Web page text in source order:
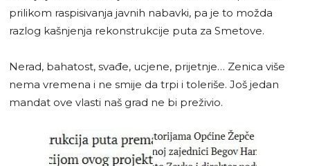
prilikom raspisivanja javnih nabavki, pa je to možda
razlog kašnjenja rekonstrukcije puta za Smetove.
Nerad, bahatost, svađe, ucjene, prijetnje… Zenica više
nema vremena i ne smije da trpi i toleriše. Još jedan
mandat ove vlasti naš grad ne bi preživio.